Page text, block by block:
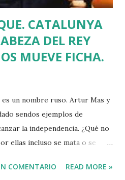
CATALUNYA
DEL REY
MUEVE FICHA.
un nombre ruso. Artur Mas y
sendos ejemplos de
la independencia. ¿Qué no
ellas incluso se mata o se
a sí mismo si antes el
COMENTARIO READ MORE »